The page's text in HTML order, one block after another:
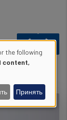
the following
content,
Принять